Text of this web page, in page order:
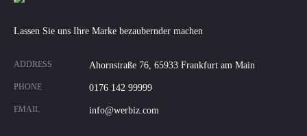
Lassen Sie uns Ihre Marke bezaubernder machen
ADDRESS Ahornstraße 76, 65933 Frankfurt am Main
PHONE 0176 142 99999
EMAIL info@werbiz.com